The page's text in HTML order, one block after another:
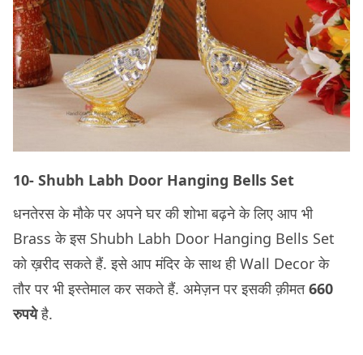
10- Shubh Labh Door Hanging Bells Set
धनतेरस के मौके पर अपने घर की शोभा बढ़ने के लिए आप भी
Brass के इस Shubh Labh Door Hanging Bells Set
को ख़रीद सकते हैं. इसे आप मंदिर के साथ ही Wall Decor के
तौर पर भी इस्तेमाल कर सकते हैं. अमेज़न पर इसकी क़ीमत660
रुपयेहै.